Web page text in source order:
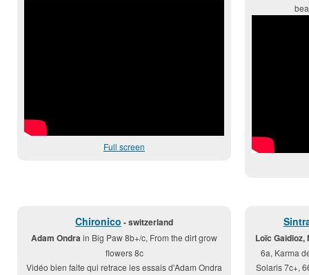
Full screen
Chironico - switzerland
Adam Ondrain Big Paw 8b+/c, From the dirt grow
flowers 8c
Vidéo bien faite qui retrace les essais d'Adam Ondra
Loïc Gaidioz,
6a, Karma
Solaris 7c+,